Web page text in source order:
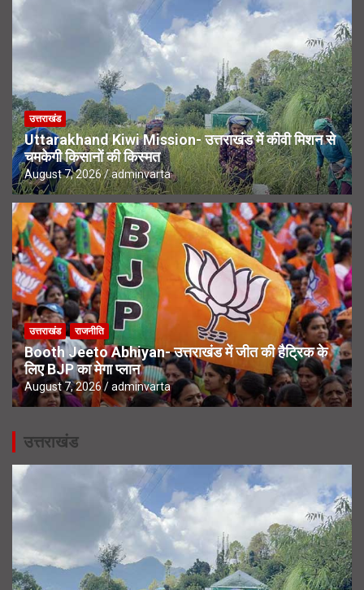
उत्तराखंड
Uttarakhand Kiwi Mission- उत्तराखंड में कीवी मिशन से
चमकेगी किसानों की किस्मत
August 7, 2026 adminvarta
उत्तराखंड राजनीति
Booth Jeeto Abhiyan- उत्तराखंड में जीत की हैट्रिक के
लिए BJP का मेगा प्लान
August 7, 2026 adminvarta
उत्तराखंड